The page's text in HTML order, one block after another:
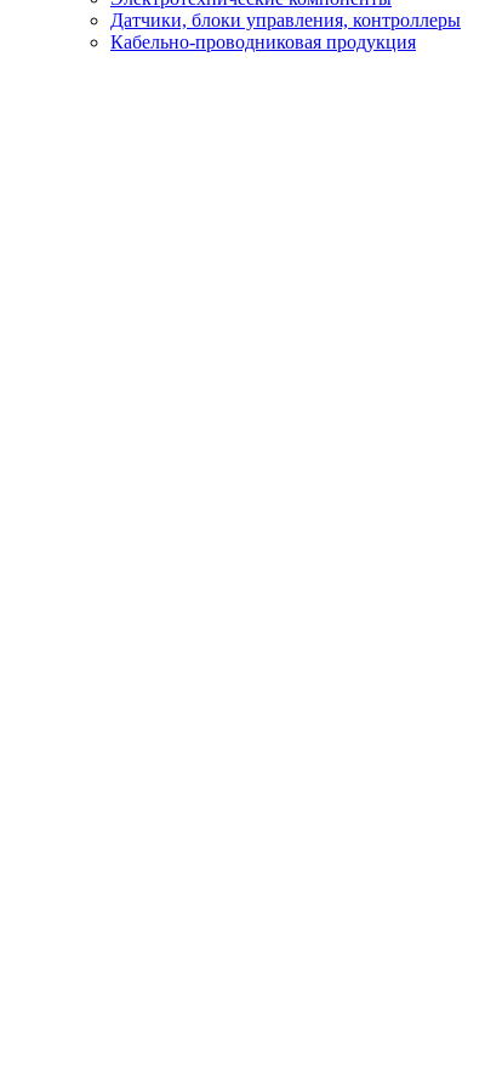
Датчики, блоки управления, контроллеры
Кабельно-проводниковая продукция